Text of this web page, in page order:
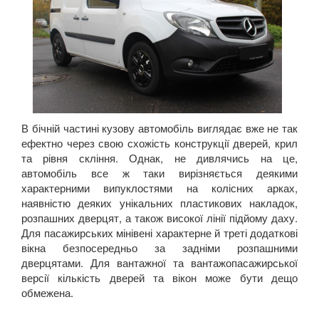
В бічній частині кузову автомобіль виглядає вже не так
ефектно через свою схожість конструкції дверей, крил
та рівня скління. Однак, не дивлячись на це,
автомобіль все ж таки вирізняється деякими
характерними випуклостями на колісних арках,
наявністю деяких унікальних пластикових накладок,
розпашних дверцят, а також високої лінії підйому даху.
Для пасажирських мінівені характерне й треті додаткові
вікна безпосередньо за задніми розпашними
дверцятами. Для вантажної та вантажопасажирської
версії кількість дверей та вікон може бути дещо
обмежена.